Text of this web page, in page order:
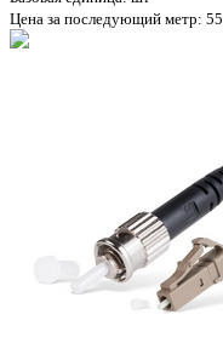
Цена за последующий метр: 55